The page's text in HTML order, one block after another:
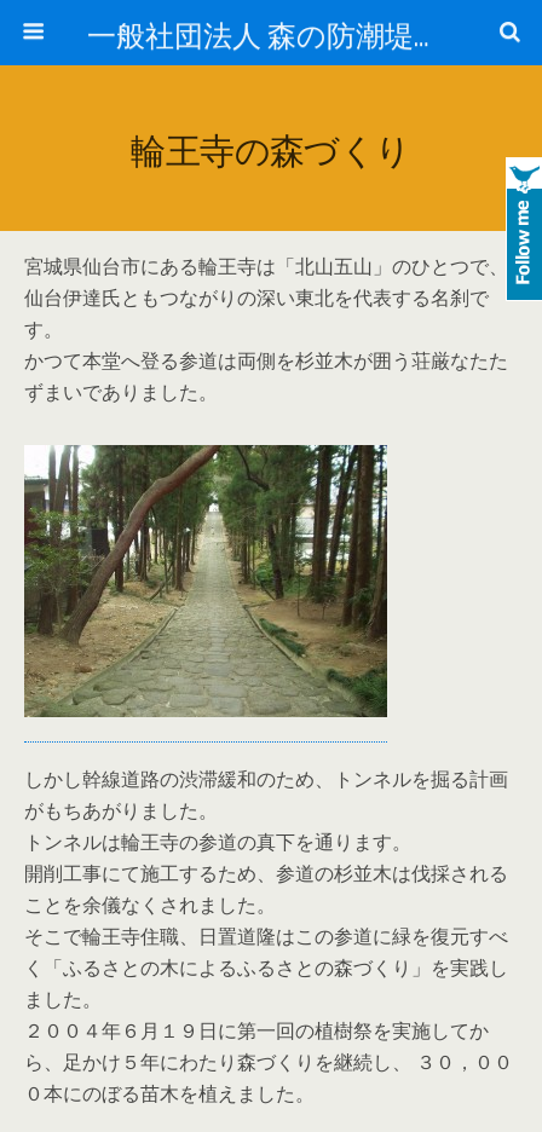
一般社団法人 森の防潮堤協会
輪王寺の森づくり
宮城県仙台市にある輪王寺は「北山五山」のひとつで、
仙台伊達氏ともつながりの深い東北を代表する名刹で
す。
かつて本堂へ登る参道は両側を杉並木が囲う荘厳なたた
ずまいでありました。
しかし幹線道路の渋滞緩和のため、トンネルを掘る計画
がもちあがりました。
トンネルは輪王寺の参道の真下を通ります。
開削工事にて施工するため、参道の杉並木は伐採される
ことを余儀なくされました。
そこで輪王寺住職、日置道隆はこの参道に緑を復元すべ
く「ふるさとの木によるふるさとの森づくり」を実践し
ました。
２００４年６月１９日に第一回の植樹祭を実施してか
ら、足かけ５年にわたり森づくりを継続し、 ３０，００
０本にのぼる苗木を植えました。